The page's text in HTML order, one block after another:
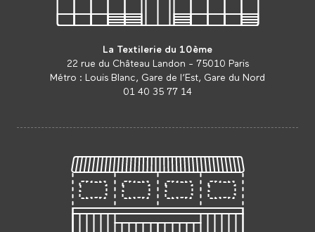
La Textilerie du 10ème
22 rue du Château Landon - 75010 Paris
Métro : Louis Blanc, Gare de l’Est, Gare du Nord
01 40 35 77 14